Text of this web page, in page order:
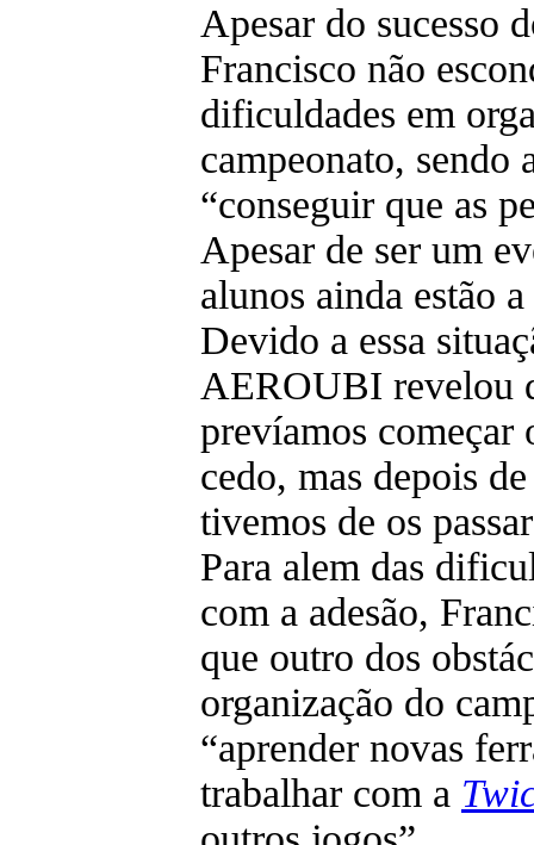
Apesar do sucesso
Francisco não
dificuldades em
campeonato, sendo
“conseguir que as
Apesar de ser um
alunos ainda estão
Devido a essa
AEROUBI revelou
prevíamos começar
cedo, mas depois
tivemos de os
Para alem das
com a adesão,
que outro dos
organização do
“aprender novas
trabalhar com a